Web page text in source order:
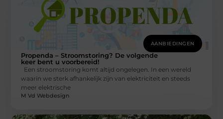
AANBIEDINGEN
Propenda – Stroomstoring? De volgende
keer bent u voorbereid!
Een stroomstoring komt altijd ongelegen. In een wereld
waarin we sterk afhankelijk zijn van elektriciteit en steeds
meer elektrische
M Vd Webdesign